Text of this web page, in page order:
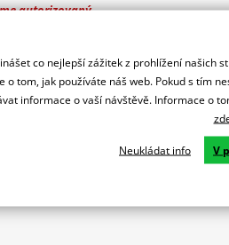
autorizovaný
co nejlepší zážitek z prohlížení našich
o tom, jak používáte náš web. Pokud s tím
informace o vaší návštěvě. Informace o
Neukládat info V